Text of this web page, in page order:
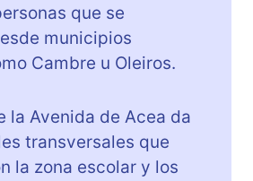
que se
municipios
Cambre u Oleiros.
la Avenida de Acea da
transversales que
la zona escolar y los